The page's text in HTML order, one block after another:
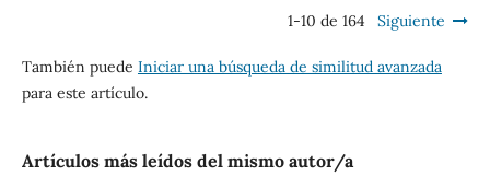
1-10 de 164 Siguiente
También puede Iniciar una búsqueda de similitud avanzada
para este artículo.
Artículos más leídos del mismo autor/a